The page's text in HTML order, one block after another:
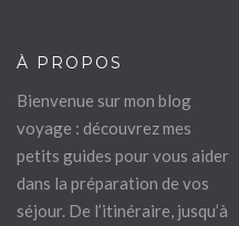
À PROPOS
Bienvenue sur mon blog
voyage : découvrez mes
petits guides pour vous aider
dans la préparation de vos
séjour. De l’itinéraire, jusqu’à